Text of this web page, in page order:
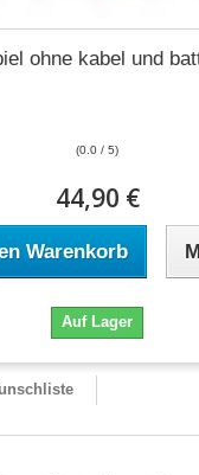
ohne kabel und
(0.0 / 5)
44,90 €
Warenkorb
Auf Lager